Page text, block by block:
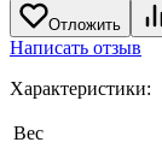
Отложить
Написать отзыв
Характеристики:
Вес